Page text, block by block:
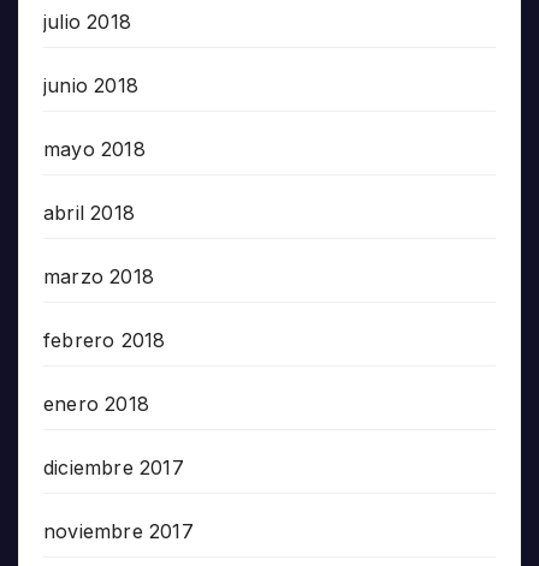
julio 2018
junio 2018
mayo 2018
abril 2018
marzo 2018
febrero 2018
enero 2018
diciembre 2017
noviembre 2017